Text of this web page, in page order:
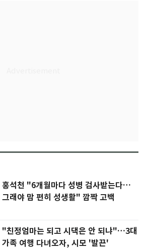
홍석천 "6개월마다 성병 검사받는다…
그래야 맘 편히 성생활" 깜짝 고백
"친정엄마는 되고 시댁은 안 되냐"…3대
가족 여행 다녀오자, 시모 '발끈'